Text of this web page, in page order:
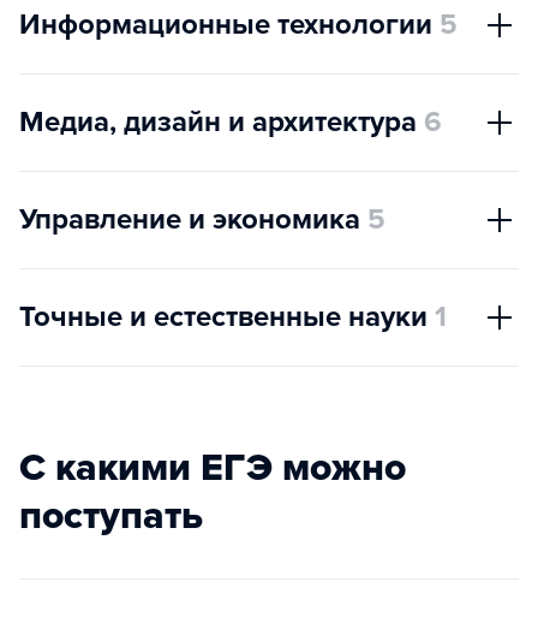
Информационные технологии 5
Медиа, дизайн и архитектура 6
Управление и экономика 5
Точные и естественные науки 1
С какими ЕГЭ можно
поступать